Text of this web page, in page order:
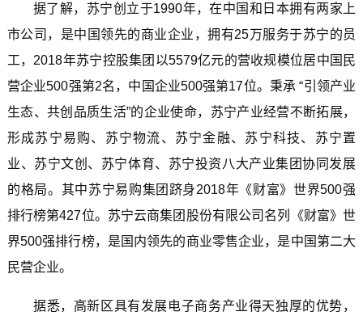
据了解，苏宁创立于1990年，在中国和日本拥有两家上
市公司，是中国领先的商业企业，拥有25万服务于苏宁的员
工，2018年苏宁控股集团以5579亿元的营收规模位居中国民
营企业500强第2名，中国企业500强第17位。秉承 “引领产业
生态、共创品质生活”的企业使命，苏宁产业经营不断拓展，
形成苏宁易购、苏宁物流、苏宁金融、苏宁科技、苏宁置
业、苏宁文创、苏宁体育、苏宁投资八大产业集团协同发展
的格局。其中苏宁易购集团跻身2018年《财富》世界500强
排行榜第427位。苏宁云商集团股份有限公司名列《财富》世
界500强排行榜，是国内领先的商业零售企业，是中国第二大
民营企业。
据悉，高新区具有发展电子商务产业得天独厚的优势，